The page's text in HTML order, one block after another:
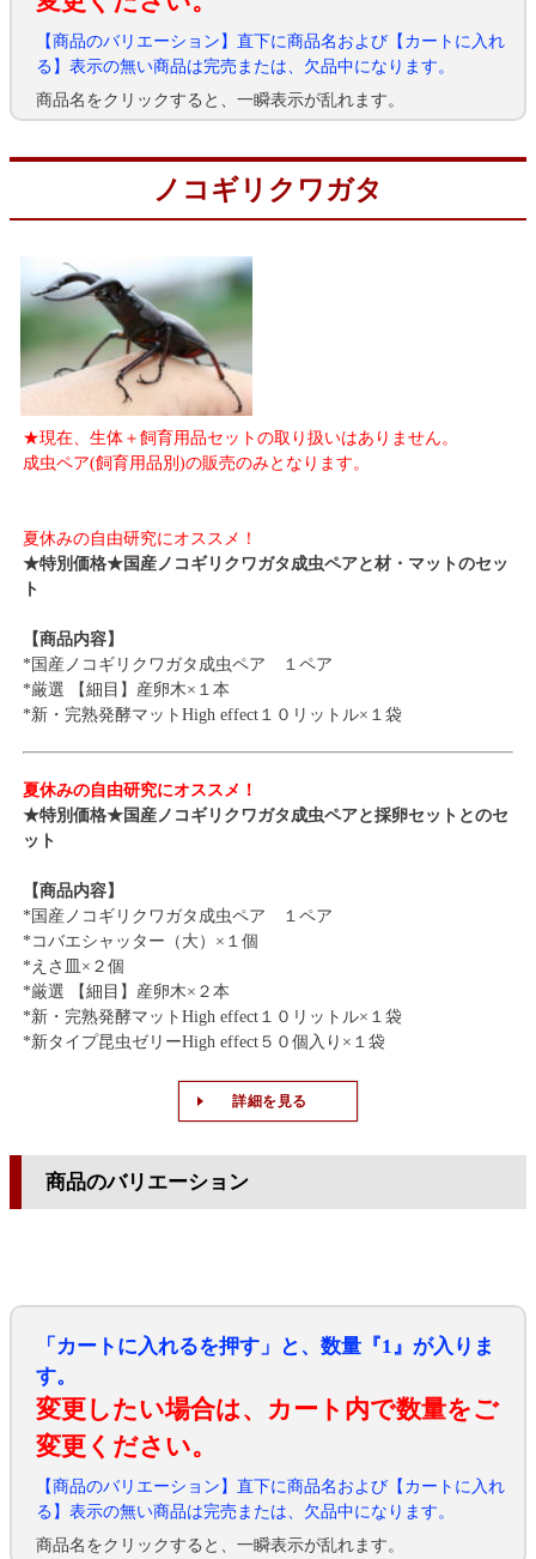
【商品のバリエーション】直下に商品名および【カートに入れ
る】表示の無い商品は完売または、欠品中になります。
商品名をクリックすると、一瞬表示が乱れます。
ノコギリクワガタ
★現在、生体＋飼育用品セットの取り扱いはありません。
成虫ペア(飼育用品別)の販売のみとなります。
夏休みの自由研究にオススメ！
★特別価格★国産ノコギリクワガタ成虫ペアと材・マットのセッ
ト
【商品内容】
*国産ノコギリクワガタ成虫ペア １ペア
*厳選 【細目】産卵木×１本
*新・完熟発酵マットHigh effect１０リットル×１袋
夏休みの自由研究にオススメ！
★特別価格★国産ノコギリクワガタ成虫ペアと採卵セットとのセ
ット
【商品内容】
*国産ノコギリクワガタ成虫ペア １ペア
*コバエシャッター（大）×１個
*えさ皿×２個
*厳選 【細目】産卵木×２本
*新・完熟発酵マットHigh effect１０リットル×１袋
*新タイプ昆虫ゼリーHigh effect５０個入り×１袋
詳細を見る
商品のバリエーション
「カートに入れるを押す」と、数量『1』が入りま
す。
変更したい場合は、カート内で数量をご
変更ください。
【商品のバリエーション】直下に商品名および【カートに入れ
る】表示の無い商品は完売または、欠品中になります。
商品名をクリックすると、一瞬表示が乱れます。